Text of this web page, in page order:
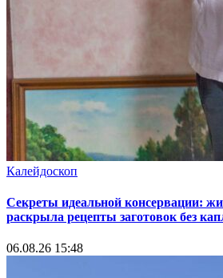
Калейдоскоп
Секреты идеальной консервации:
раскрыла рецепты заготовок без
06.08.26 15:48